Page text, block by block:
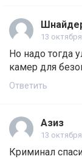
13
Но надо тогда
камер для
Ответить
Азиз
13
Криминал